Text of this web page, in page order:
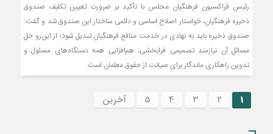
رئیس فراکسیون فرهنگیان مجلس با تأکید بر ضرورت تعیین تکلیف صندوق
ذخیره فرهنگیان، خواستار اصلاح اساسی و دائمی ساختار این صندوق شد و گفت:
صندوق ذخیره باید به نهادی در خدمت منافع فرهنگیان تبدیل شود؛ از این‌رو حل
مسائل آن نیازمند تصمیمی فرابخشی، هم‌افزایی همه دستگاه‌های مسئول و
تدوین راهکاری ماندگار برای صیانت از حقوق معلمان است.
1
2
3
4
5 آخرین